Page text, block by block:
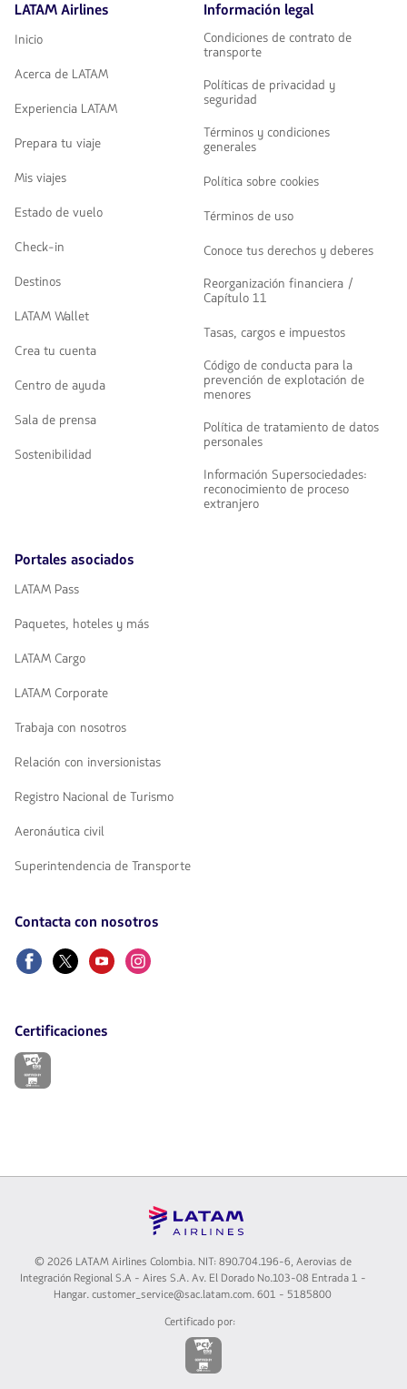
LATAM Airlines
Inicio
Acerca de LATAM
Experiencia LATAM
Prepara tu viaje
Mis viajes
Estado de vuelo
Check-in
Destinos
LATAM Wallet
Crea tu cuenta
Centro de ayuda
Sala de prensa
Sostenibilidad
Información legal
Condiciones de contrato de
transporte
Políticas de privacidad y
seguridad
Términos y condiciones
generales
Política sobre cookies
Términos de uso
Conoce tus derechos y deberes
Reorganización financiera /
Capítulo 11
Tasas, cargos e impuestos
Código de conducta para la
prevención de explotación de
menores
Política de tratamiento de datos
personales
Información Supersociedades:
reconocimiento de proceso
extranjero
Portales asociados
LATAM Pass
Paquetes, hoteles y más
LATAM Cargo
LATAM Corporate
Trabaja con nosotros
Relación con inversionistas
Registro Nacional de Turismo
Aeronáutica civil
Superintendencia de Transporte
Contacta con nosotros
FacebookTwitterYoutubeInstagram
Certificaciones
El
©2026 LATAM Airlines Colombia. NIT: 890.704.196-6, Aerovias de
Integración Regional S.A - Aires S.A. Av. El Dorado No.103-08 Entrada 1 -
Hangar. customer_service@sac.latam.com. 601 - 5185800
Certificado por:
El